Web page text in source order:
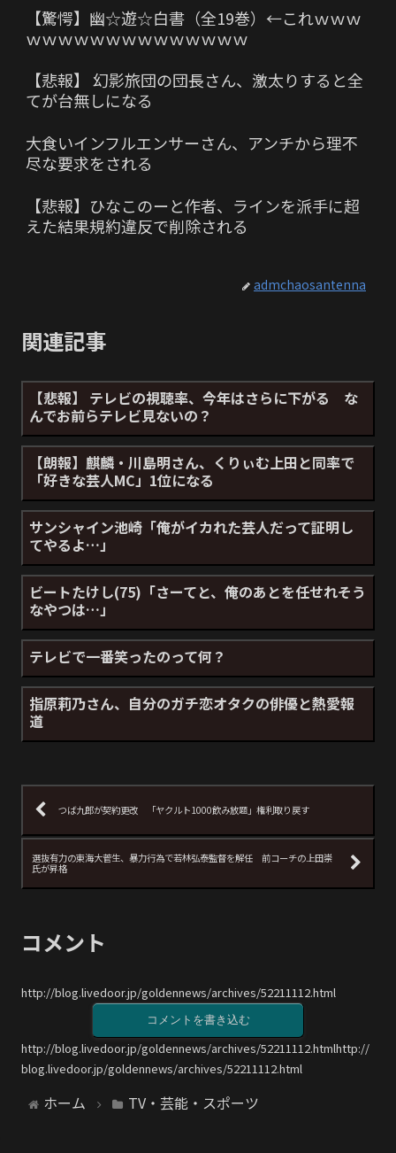
【驚愕】幽☆遊☆白書（全19巻）←これｗｗｗ
ｗｗｗｗｗｗｗｗｗｗｗｗｗｗ
【悲報】 幻影旅団の団長さん、激太りすると全
てが台無しになる
大食いインフルエンサーさん、アンチから理不
尽な要求をされる
【悲報】ひなこのーと作者、ラインを派手に超
えた結果規約違反で削除される
admchaosantenna
関連記事
【悲報】 テレビの視聴率、今年はさらに下がる な
んでお前らテレビ見ないの？
【朗報】麒麟・川島明さん、くりぃむ上田と同率で
「好きな芸人MC」1位になる
サンシャイン池崎「俺がイカれた芸人だって証明し
てやるよ…」
ビートたけし(75)「さーてと、俺のあとを任せれそう
なやつは…」
テレビで一番笑ったのって何？
指原莉乃さん、自分のガチ恋オタクの俳優と熱愛報
道
つば九郎が契約更改 「ヤクルト1000飲み放題」権利取り戻す
選抜有力の東海大菅生、暴力行為で若林弘泰監督を解任 前コーチの上田崇
氏が昇格
コメント
http://blog.livedoor.jp/goldennews/archives/52211112.html
コメントを書き込む
http://blog.livedoor.jp/goldennews/archives/52211112.htmlhttp://
blog.livedoor.jp/goldennews/archives/52211112.html
ホーム TV・芸能・スポーツ